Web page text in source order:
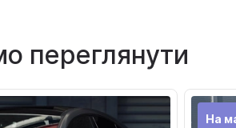
переглянути
На